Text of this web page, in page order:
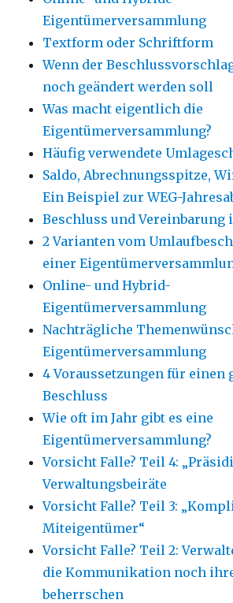
Eigentümerversammlung
Textform oder Schriftform
Wenn der
noch geändert werden soll
Was macht eigentlich die
Eigentümerversammlung?
Häufig verwendete
Saldo, Abrechnungsspitze,
Ein Beispiel zur WEG-
Beschluss und Vereinbarung
2 Varianten vom
einer
Online- und Hybrid-
Eigentümerversammlung
Nachträgliche
Eigentümerversammlung
4 Voraussetzungen für einen
Beschluss
Wie oft im Jahr gibt es eine
Eigentümerversammlung?
Vorsicht Falle? Teil 4:
Verwaltungsbeiräte
Vorsicht Falle? Teil 3:
Miteigentümer“
Vorsicht Falle? Teil 2:
die Kommunikation noch
beherrschen